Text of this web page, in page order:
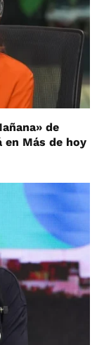
de
en Más de hoy